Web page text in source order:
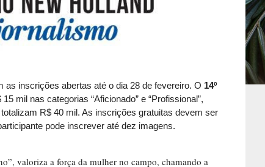
inscrições abertas até o dia 28 de fevereiro. O 14º
mil nas categorias “Aficionado” e “Profissional”,
R$ 40 mil. As inscrições gratuitas devem ser
pode inscrever até dez imagens.
valoriza a força da mulher no campo, chamando a